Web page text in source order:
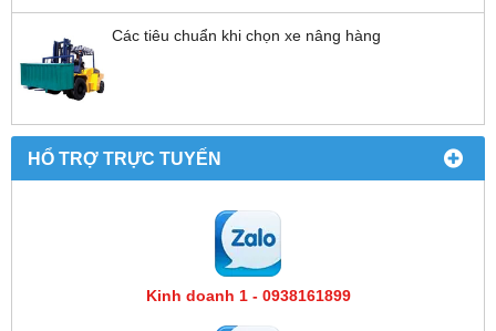
Các tiêu chuẩn khi chọn xe nâng hàng
HỔ TRỢ TRỰC TUYẾN
Kinh doanh 1 - 0938161899